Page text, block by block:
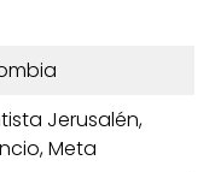
Jerusalén,
Meta